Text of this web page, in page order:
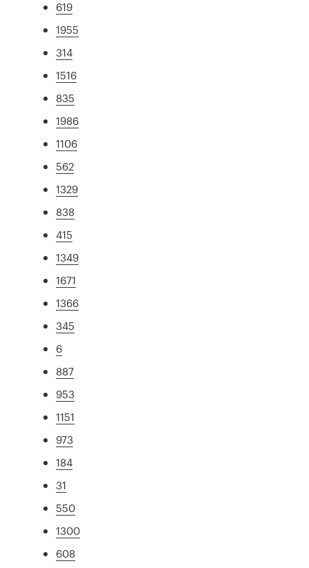
619
1955
314
1516
835
1986
1106
562
1329
838
415
1349
1671
1366
345
6
887
953
1151
973
184
31
550
1300
608